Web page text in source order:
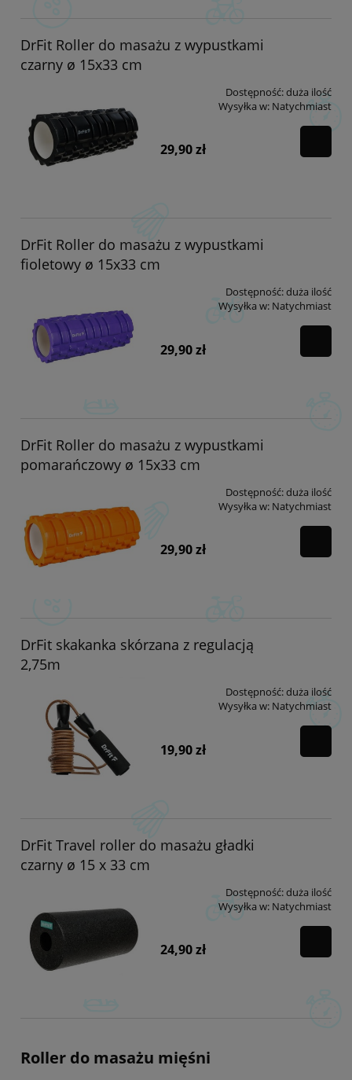
DrFit Roller do masażu z wypustkami
czarny ø 15x33 cm
Dostępność:duża ilość
Wysyłka w: Natychmiast
29,90 zł
DrFit Roller do masażu z wypustkami
fioletowy ø 15x33 cm
Dostępność:duża ilość
Wysyłka w: Natychmiast
29,90 zł
DrFit Roller do masażu z wypustkami
pomarańczowy ø 15x33 cm
Dostępność:duża ilość
Wysyłka w: Natychmiast
29,90 zł
DrFit skakanka skórzana z regulacją
2,75m
Dostępność:duża ilość
Wysyłka w: Natychmiast
19,90 zł
DrFit Travel roller do masażu gładki
czarny ø 15 x 33 cm
Dostępność:duża ilość
Wysyłka w: Natychmiast
24,90 zł
Roller do masażu mięśni